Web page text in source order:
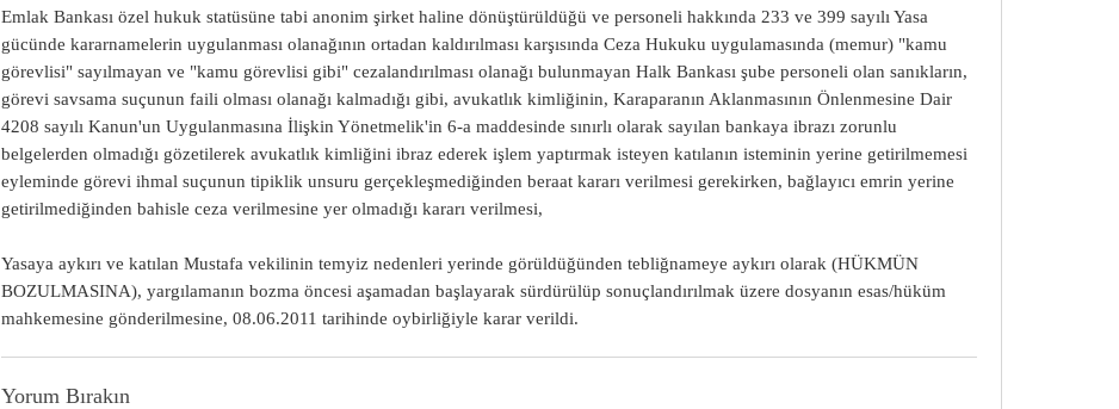
Emlak Bankası özel hukuk statüsüne tabi anonim şirket haline dönüştürüldüğü ve personeli hakkında 233 ve 399 sayılı Yasa
gücünde kararnamelerin uygulanması olanağının ortadan kaldırılması karşısında Ceza Hukuku uygulamasında (memur) "kamu
görevlisi" sayılmayan ve "kamu görevlisi gibi" cezalandırılması olanağı bulunmayan Halk Bankası şube personeli olan sanıkların,
görevi savsama suçunun faili olması olanağı kalmadığı gibi, avukatlık kimliğinin, Karaparanın Aklanmasının Önlenmesine Dair
4208 sayılı Kanun'un Uygulanmasına İlişkin Yönetmelik'in 6-a maddesinde sınırlı olarak sayılan bankaya ibrazı zorunlu
belgelerden olmadığı gözetilerek avukatlık kimliğini ibraz ederek işlem yaptırmak isteyen katılanın isteminin yerine getirilmemesi
eyleminde görevi ihmal suçunun tipiklik unsuru gerçekleşmediğinden beraat kararı verilmesi gerekirken, bağlayıcı emrin yerine
getirilmediğinden bahisle ceza verilmesine yer olmadığı kararı verilmesi,
Yasaya aykırı ve katılan Mustafa vekilinin temyiz nedenleri yerinde görüldüğünden tebliğnameye aykırı olarak (HÜKMÜN
BOZULMASINA), yargılamanın bozma öncesi aşamadan başlayarak sürdürülüp sonuçlandırılmak üzere dosyanın esas/hüküm
mahkemesine gönderilmesine, 08.06.2011 tarihinde oybirliğiyle karar verildi.
Yorum Bırakın